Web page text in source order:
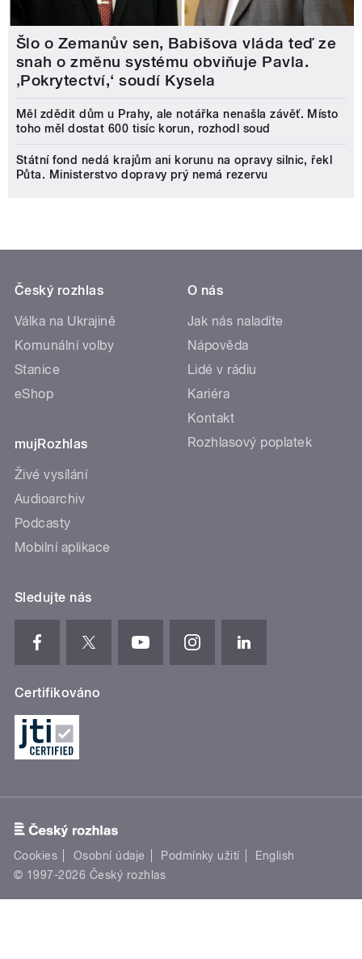
Šlo o Zemanův sen, Babišova vláda teď ze
snah o změnu systému obviňuje Pavla.
‚Pokrytectví,‘ soudí Kysela
Měl zdědit dům u Prahy, ale notářka nenašla závěť. Místo
toho měl dostat 600 tisíc korun, rozhodl soud
Státní fond nedá krajům ani korunu na opravy silnic, řekl
Půta. Ministerstvo dopravy prý nemá rezervu
Český rozhlas
Válka na Ukrajině
Komunální volby
Stanice
eShop
mujRozhlas
Živé vysílání
Audioarchiv
Podcasty
Mobilní aplikace
O nás
Jak nás naladíte
Nápověda
Lidé v rádiu
Kariéra
Kontakt
Rozhlasový poplatek
Sledujte nás
Certifikováno
Cookies Osobní údaje Podmínky užití
English
© 1997-2026 Český rozhlas